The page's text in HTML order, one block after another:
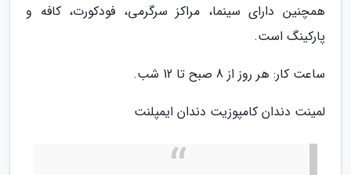
همچنین دارای سینما، مراکز سرگرمی، فودکورت، کافه و
پارکینگ است.
ساعت کار: هر روز از 8 صبح تا 12 شب.
لمینت دندان کامپوزیت دندان ایمپلنت